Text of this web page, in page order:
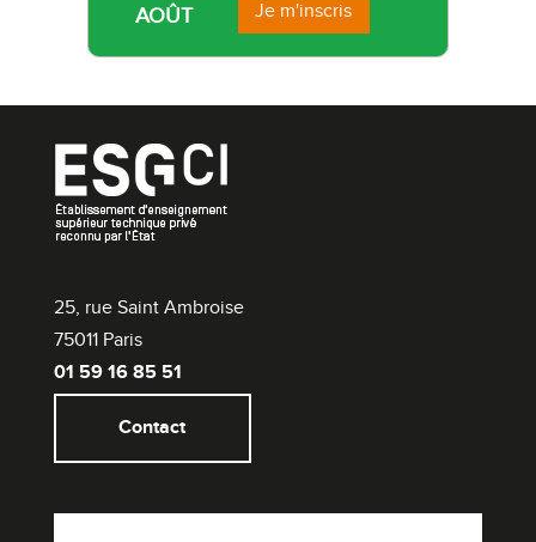
AOÛT Je m'inscris
25, rue Saint Ambroise
75011 Paris
01 59 16 85 51
Contact